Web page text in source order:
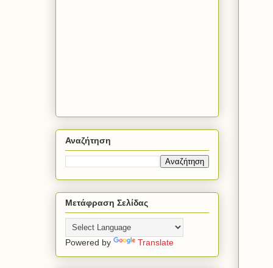
Αναζήτηση
Μετάφραση Σελίδας
Powered by Translate